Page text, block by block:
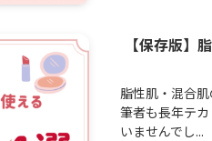
【保存版】
脂性肌・混合
筆者も長年テ
いませんでし...